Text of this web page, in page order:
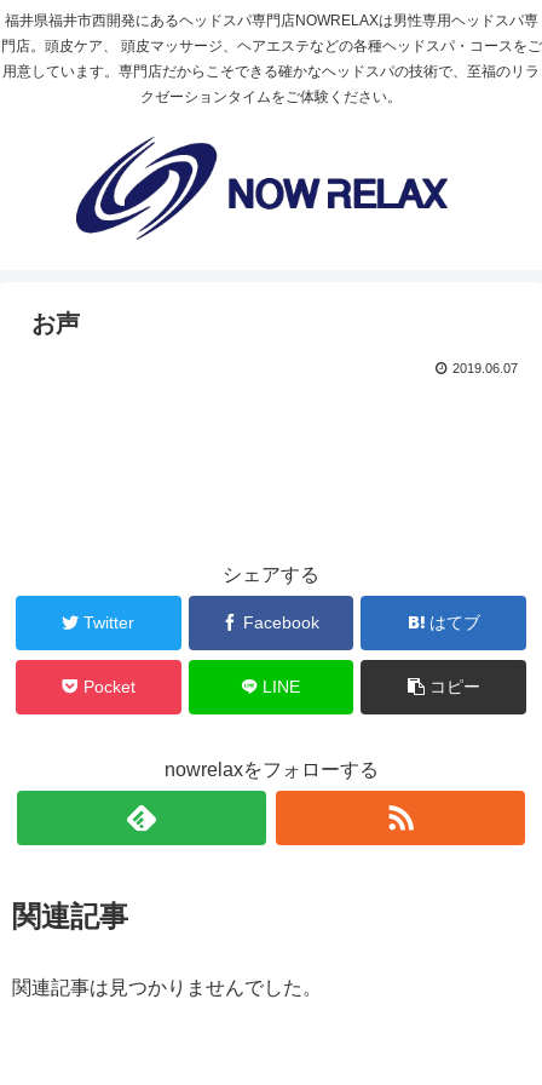
福井県福井市西開発にあるヘッドスパ専門店NOWRELAXは男性専用ヘッドスパ専
門店。頭皮ケア、 頭皮マッサージ、ヘアエステなどの各種ヘッドスパ・コースをご
用意しています。専門店だからこそできる確かなヘッドスパの技術で、至福のリラ
クゼーションタイムをご体験ください。
お声
2019.06.07
シェアする
Twitter Facebook はてブ
Pocket LINE コピー
nowrelaxをフォローする
関連記事
関連記事は見つかりませんでした。